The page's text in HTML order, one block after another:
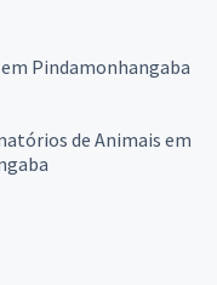
Pindamonhangaba
de Animais em